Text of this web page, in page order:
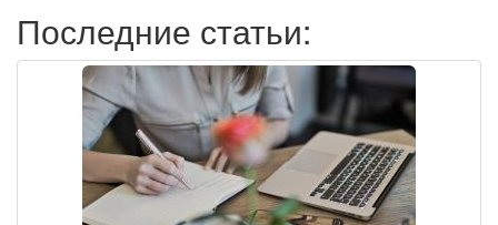
Последние статьи: